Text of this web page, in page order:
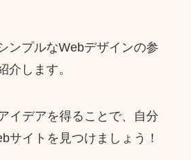
ンプルなWebデザインの参
介します。
イデアを得ることで、自分
サイトを見つけましょう！